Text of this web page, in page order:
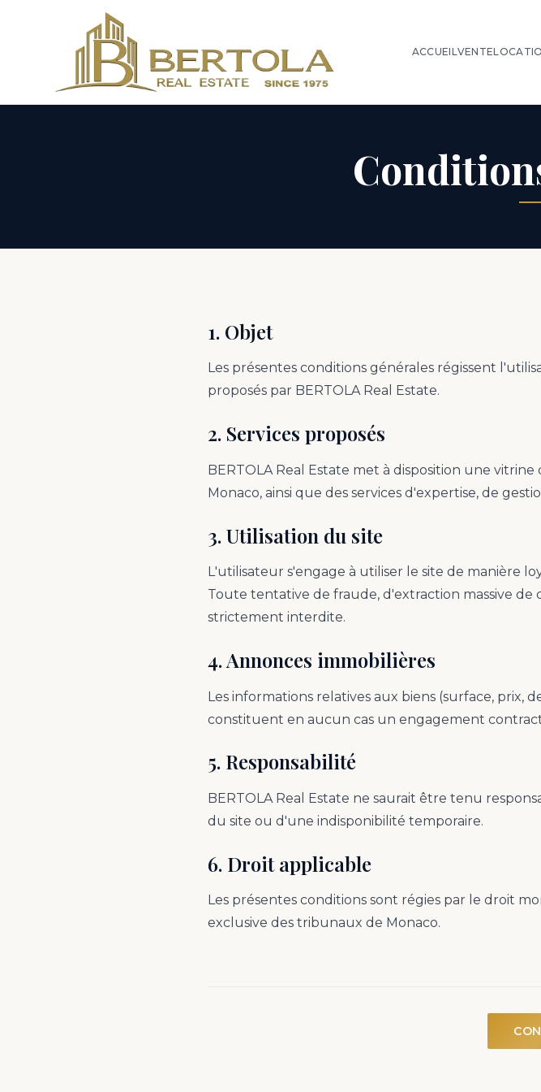
ACCUEILVENTE
1. Objet
Les présentes conditions générales régissent
proposés par BERTOLA Real Estate.
2. Services proposés
BERTOLA Real Estate met à disposition une
Monaco, ainsi que des services d'expertise, de
3. Utilisation du site
L'utilisateur s'engage à utiliser le site de manière
Toute tentative de fraude, d'extraction massive
strictement interdite.
4. Annonces immobilières
Les informations relatives aux biens (surface, prix,
constituent en aucun cas un engagement
5. Responsabilité
BERTOLA Real Estate ne saurait être tenu
du site ou d'une indisponibilité temporaire.
6. Droit applicable
Les présentes conditions sont régies par le droit
exclusive des tribunaux de Monaco.